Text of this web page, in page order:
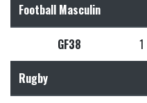
Football Masculin
GF38 1
Rugby